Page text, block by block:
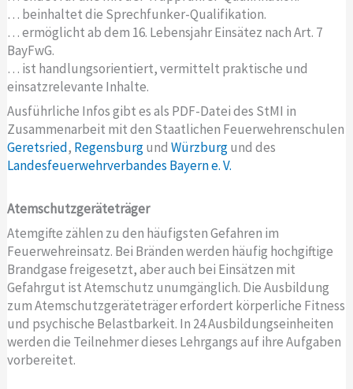
… beinhaltet die Sprechfunker-Qualifikation.
… ermöglicht ab dem 16. Lebensjahr Einsätez nach Art. 7
BayFwG.
… ist handlungsorientiert, vermittelt praktische und
einsatzrelevante Inhalte.
Ausführliche Infos gibt es als PDF-Datei des StMI in
Zusammenarbeit mit den Staatlichen Feuerwehrenschulen
Geretsried, RegensburgundWürzburgund des
Landesfeuerwehrverbandes Bayern e. V.
Atemschutzgeräteträger
Atemgifte zählen zu den häufigsten Gefahren im
Feuerwehreinsatz. Bei Bränden werden häufig hochgiftige
Brandgase freigesetzt, aber auch bei Einsätzen mit
Gefahrgut ist Atemschutz unumgänglich. Die Ausbildung
zum Atemschutzgeräteträger erfordert körperliche Fitness
und psychische Belastbarkeit. In 24 Ausbildungseinheiten
werden die Teilnehmer dieses Lehrgangs auf ihre Aufgaben
vorbereitet.